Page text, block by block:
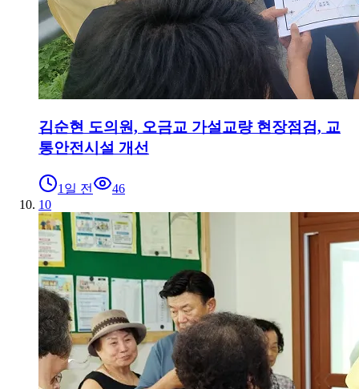
김순현 도의원, 오금교 가설교량 현장점검, 교
통안전시설 개선
1일 전
46
10